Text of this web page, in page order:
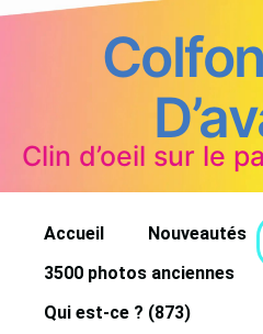
Clin d’oeil sur le
Accueil
Nouveautés
3500 photos anciennes
Qui est-ce ? (873)